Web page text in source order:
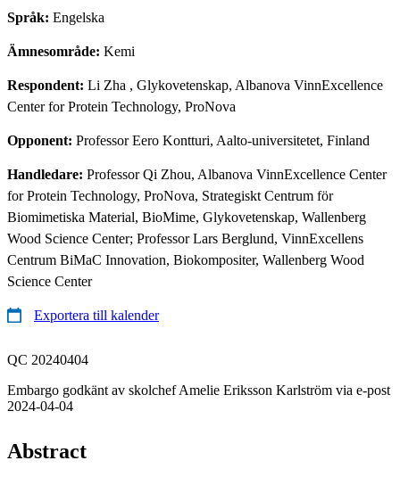
Språk: Engelska
Ämnesområde: Kemi
Respondent: Li Zha , Glykovetenskap, Albanova VinnExcellence
Center for Protein Technology, ProNova
Opponent: Professor Eero Kontturi, Aalto-universitetet, Finland
Handledare: Professor Qi Zhou, Albanova VinnExcellence Center
for Protein Technology, ProNova, Strategiskt Centrum för
Biomimetiska Material, BioMime, Glykovetenskap, Wallenberg
Wood Science Center; Professor Lars Berglund, VinnExcellens
Centrum BiMaC Innovation, Biokompositer, Wallenberg Wood
Science Center
Exportera till kalender
QC 20240404
Embargo godkänt av skolchef Amelie Eriksson Karlström via e-post
2024-04-04
Abstract